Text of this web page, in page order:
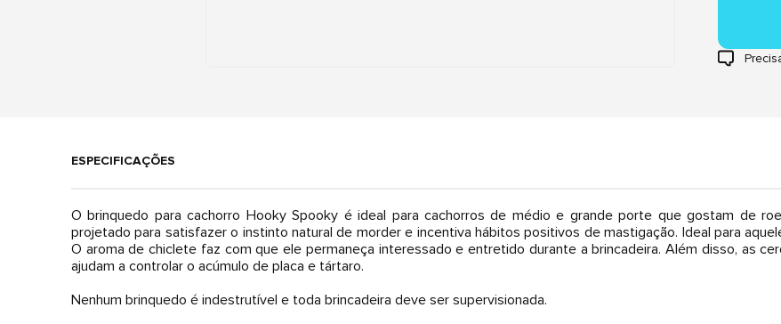
ESPECIFICAÇÕES
O brinquedo para cachorro Hooky Spooky é ideal para cachorros de médio e grande porte que gostam de
projetado para satisfazer o instinto natural de morder e incentiva hábitos positivos de mastigação. Ideal para
O aroma de chiclete faz com que ele permaneça interessado e entretido durante a brincadeira. Além disso, as
ajudam a controlar o acúmulo de placa e tártaro.
Nenhum brinquedo é indestrutível e toda brincadeira deve ser supervisionada.